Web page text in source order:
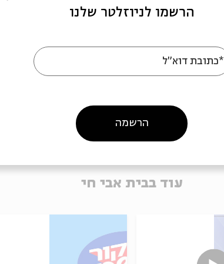
עוד בבית אבי חי
הרשמו לניוזלטר שלנו
*כתובת דוא"ל
הרשמה